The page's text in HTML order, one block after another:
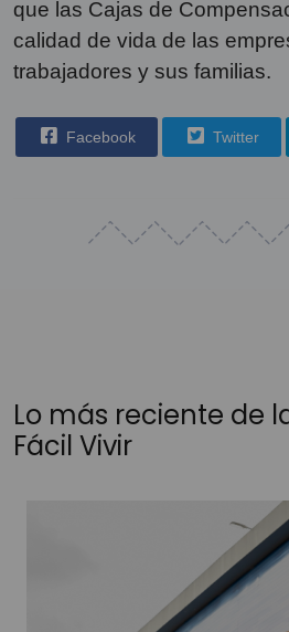
que las Cajas de
calidad de vida de las
trabajadores y sus familias.
Facebook Twitter
Lo más reciente de
Fácil Vivir